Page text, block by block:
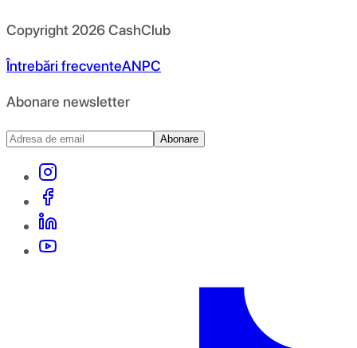
Copyright 2026CashClub
Întrebări frecventeANPC
Abonare newsletter
Abonare